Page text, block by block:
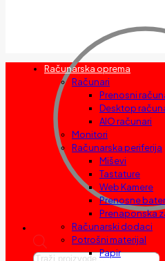
Products
Računarska oprema
Računari
Prenosni
Desktop
AIO računari
Monitori
Računarska periferija
Miševi
Tastature
Web Kamere
Prenosne
Prenaponska
Računarski dodaci
Potrošni materijal
Papir